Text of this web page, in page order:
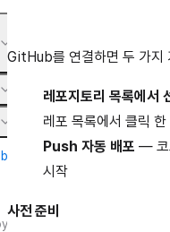
GitHub를 연결하면 두 가지
레포지토리 목록에서
레포 목록에서 클릭 한
Push 자동 배포 — 코
시작
사전 준비